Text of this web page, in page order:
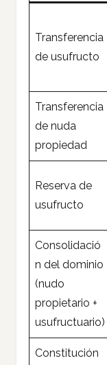
Transferencia
de usufructo
Transferencia
de nuda
propiedad
Reserva de
usufructo
Consolidació
n del dominio
(nudo
propietario +
usufructuario)
Constitución